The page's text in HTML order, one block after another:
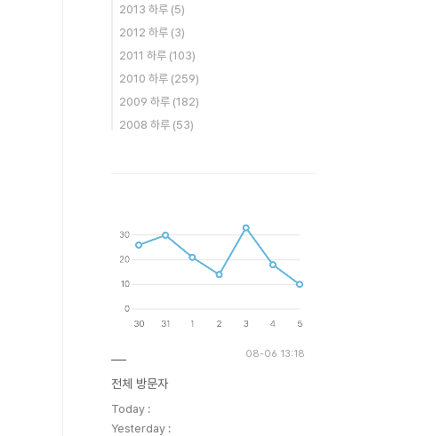
2013 하루 (5)
2012 하루 (3)
2011 하루 (103)
2010 하루 (259)
2009 하루 (182)
2008 하루 (53)
08-06 13:18
전체 방문자
Today :
Yesterday :